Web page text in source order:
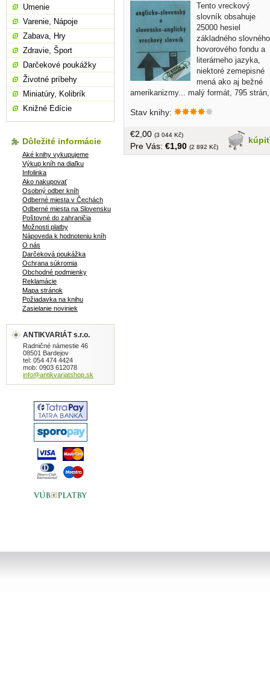
Tento vreckový
slovník obsahuje
25000 hesiel
základného slovného
hovorového fondu a
literárneho jazyka,
niektoré zemepisné
mená ako aj bežné
amerikanizmy... malý formát, 795 strán,
Stav knihy:
kúpiť
€2,00 (3 044 Kč)
Pre Vás: €1,90 (2 892 Kč)
Umenie
Varenie, Nápoje
Zabava, Hry
Zdravie, Šport
Darčekové poukážky
Životné príbehy
Miniatúry, Kolibrík
Knižné Edície
Dôležité informácie
Aké knihy vykupujeme
Výkup kníh na diaľku
Infolinka
Ako nakupovať
Osobný odber kníh
Odberné miesta v Čechách
Odberné miesta na Slovensku
Poštovné do zahraničia
Možnosti platby
Nápoveda k hodnoteniu kníh
O nás
Darčeková poukážka
Ochrana súkromia
Obchodné podmienky
Reklamácie
Mapa stránok
Požiadavka na knihu
Zasielanie noviniek
ANTIKVARIÁT s.r.o.
Radničné námestie 46
08501 Bardejov
tel: 054 474 4424
mob: 0903 612078
info@antikvariatshop.sk